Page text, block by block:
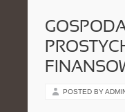
POSTED BY